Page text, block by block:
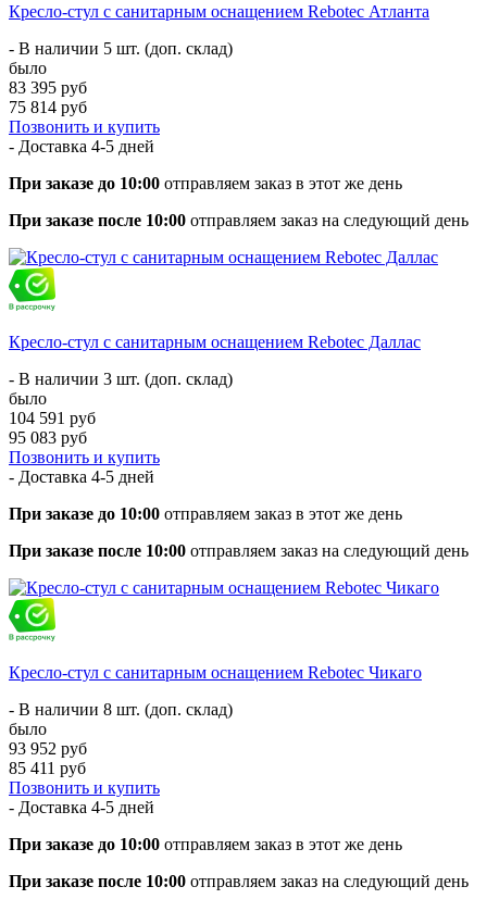
Кресло-стул с санитарным оснащением Rebotec Атланта
- В наличии 5 шт. (доп. склад)
было
83 395 руб
75 814 руб
Позвонить и купить
- Доставка 4-5 дней
При заказе до 10:00 отправляем заказ в этот же день
При заказе после 10:00 отправляем заказ на следующий день
Кресло-стул с санитарным оснащением Rebotec Даллас
- В наличии 3 шт. (доп. склад)
было
104 591 руб
95 083 руб
Позвонить и купить
- Доставка 4-5 дней
При заказе до 10:00 отправляем заказ в этот же день
При заказе после 10:00 отправляем заказ на следующий день
Кресло-стул с санитарным оснащением Rebotec Чикаго
- В наличии 8 шт. (доп. склад)
было
93 952 руб
85 411 руб
Позвонить и купить
- Доставка 4-5 дней
При заказе до 10:00 отправляем заказ в этот же день
При заказе после 10:00 отправляем заказ на следующий день